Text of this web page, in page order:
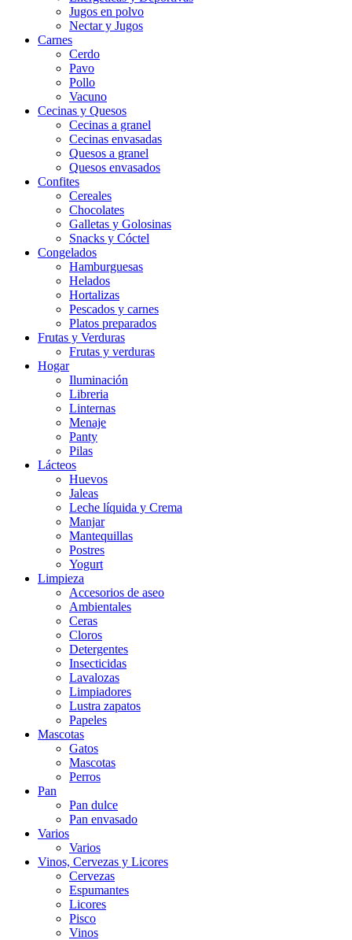
Jugos en polvo
Nectar y Jugos
Carnes
Cerdo
Pavo
Pollo
Vacuno
Cecinas y Quesos
Cecinas a granel
Cecinas envasadas
Quesos a granel
Quesos envasados
Confites
Cereales
Chocolates
Galletas y Golosinas
Snacks y Cóctel
Congelados
Hamburguesas
Helados
Hortalizas
Pescados y carnes
Platos preparados
Frutas y Verduras
Frutas y verduras
Hogar
Iluminación
Libreria
Linternas
Menaje
Panty
Pilas
Lácteos
Huevos
Jaleas
Leche líquida y Crema
Manjar
Mantequillas
Postres
Yogurt
Limpieza
Accesorios de aseo
Ambientales
Ceras
Cloros
Detergentes
Insecticidas
Lavalozas
Limpiadores
Lustra zapatos
Papeles
Mascotas
Gatos
Mascotas
Perros
Pan
Pan dulce
Pan envasado
Varios
Varios
Vinos, Cervezas y Licores
Cervezas
Espumantes
Licores
Pisco
Vinos